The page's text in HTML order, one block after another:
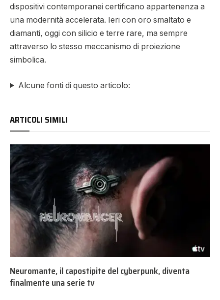
dispositivi contemporanei certificano appartenenza a
una modernità accelerata. Ieri con oro smaltato e
diamanti, oggi con silicio e terre rare, ma sempre
attraverso lo stesso meccanismo di proiezione
simbolica.
Alcune fonti di questo articolo:
ARTICOLI SIMILI
Neuromante, il capostipite del cyberpunk, diventa
finalmente una serie tv